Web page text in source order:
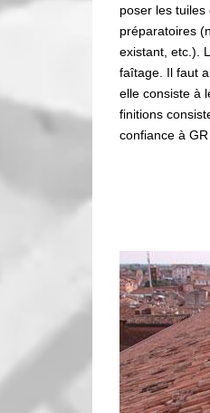
poser les
préparatoires
existant, etc.).
faîtage. Il faut
elle consiste à
finitions
confiance à